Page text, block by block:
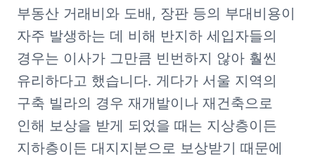
부동산 거래비와 도배, 장판 등의 부대비용이
자주 발생하는 데 비해 반지하 세입자들의
경우는 이사가 그만큼 빈번하지 않아 훨씬
유리하다고 했습니다. 게다가 서울 지역의
구축 빌라의 경우 재개발이나 재건축으로
인해 보상을 받게 되었을 때는 지상층이든
지하층이든 대지지분으로 보상받기 때문에